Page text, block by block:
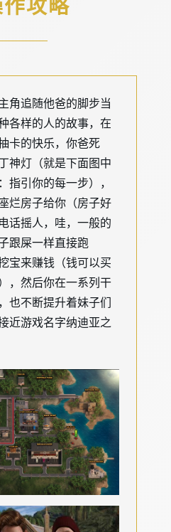
角追随他爸的脚步当
各样的人的故事，在
卡的快乐，你爸死
神灯（就是下面图中
指引你的每一步），
烂房子给你（房子好
话摇人，哇，一般的
跟屎一样直接跑
宝来赚钱（钱可以买
，然后你在一系列干
也不断提升着妹子们
近游戏名字纳迪亚之